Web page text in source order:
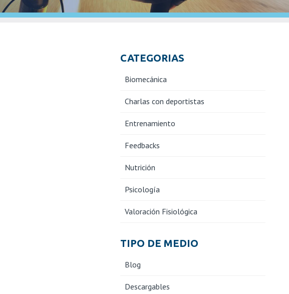
CATEGORIAS
Biomecánica
Charlas con deportistas
Entrenamiento
Feedbacks
Nutrición
Psicología
Valoración Fisiológica
TIPO DE MEDIO
Blog
Descargables